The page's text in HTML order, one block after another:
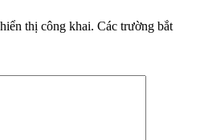
thị công khai. Các trường bắt